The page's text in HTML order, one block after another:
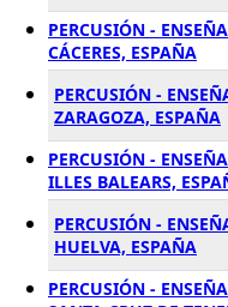
PERCUSIÓN -
CÁCERES, ESPAÑA
PERCUSIÓN -
ZARAGOZA, ESPAÑA
PERCUSIÓN -
ILLES BALEARS,
PERCUSIÓN -
HUELVA, ESPAÑA
PERCUSIÓN -